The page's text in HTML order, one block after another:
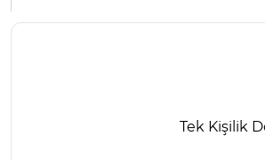
Tek Kişilik